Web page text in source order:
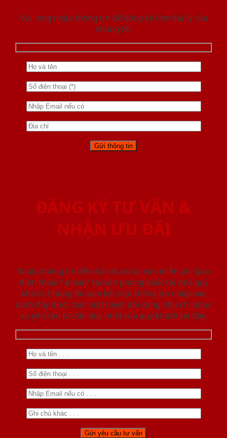
Vui lòng nhập thông tin để đăng ký làm đại lý của
chúng tôi
ĐĂNG KÝ TƯ VẤN &
NHẬN ƯU ĐÃI
Nhập thông tin để nhận được tư vấn miễn phí qua
điện thoại / email/ tại văn phòng hoặc tại nhà quý
khách. Chúng tôi cam kết mọi thông tin nhập vào
dưới đây được bảo mật tuyệt đối cũng như chỉ phục
vụ yêu cầu tư vấn duy nhất của quý khách tại đây.